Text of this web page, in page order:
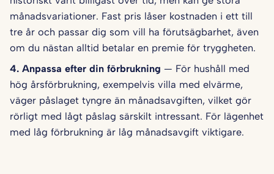
månadsvariationer. Fast pris låser kostnaden i ett till
tre år och passar dig som vill ha förutsägbarhet, även
om du nästan alltid betalar en premie för tryggheten.
4. Anpassa efter din förbrukning — För hushåll med
hög årsförbrukning, exempelvis villa med elvärme,
väger påslaget tyngre än månadsavgiften, vilket gör
rörligt med lågt påslag särskilt intressant. För lägenhet
med låg förbrukning är låg månadsavgift viktigare.